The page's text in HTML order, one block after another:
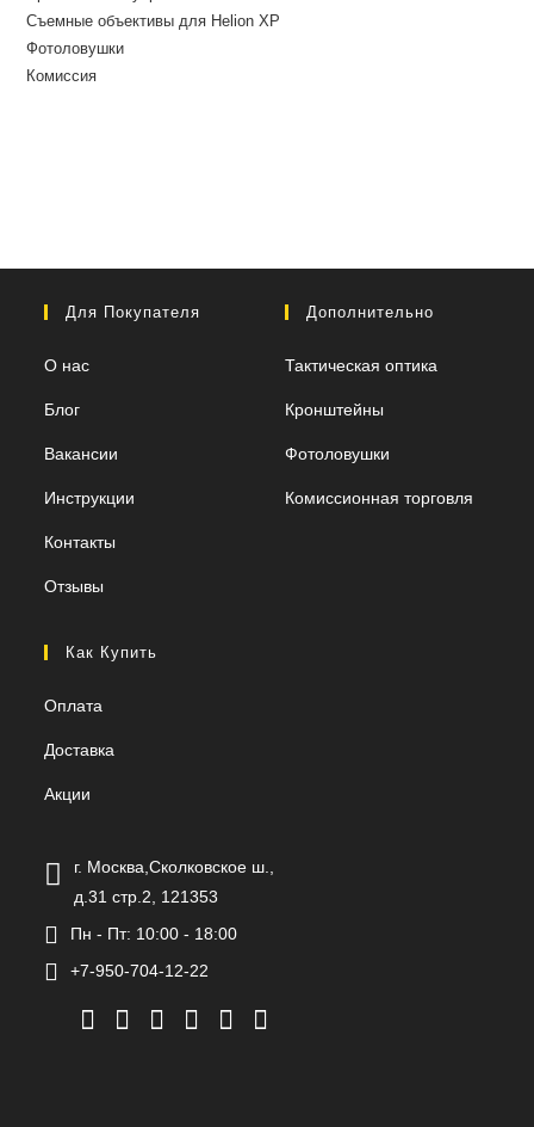
Съемные объективы для Helion XP
Фотоловушки
Комиссия
Для Покупателя
О нас
Блог
Вакансии
Инструкции
Контакты
Отзывы
Дополнительно
Тактическая оптика
Кронштейны
Фотоловушки
Комиссионная торговля
Как Купить
Оплата
Доставка
Акции
г. Москва,Сколковское ш.,
д.31 стр.2, 121353
Пн - Пт: 10:00 - 18:00
+7-950-704-12-22